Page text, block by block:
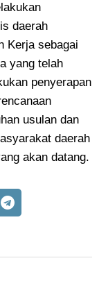
daerah
Kerja sebagai
yang telah
penyerapan
usulan dan
daerah
akan datang.